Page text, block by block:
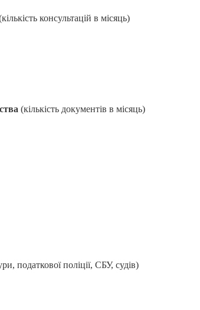
консультацій в місяць)
(кількість документів в місяць)
податкової поліції, СБУ, судів)